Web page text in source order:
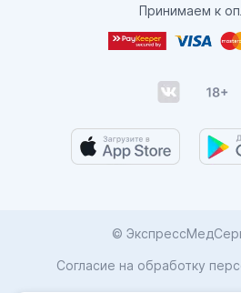
Принимаем к
©
Согласие на обработку